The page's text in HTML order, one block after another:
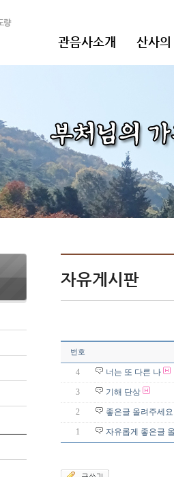
관음사소개 산사
자유게시판
번호
4 너는 또 다른 나
3 기해 단상
2 좋은글 올려주세요
1 자유롭게 좋은글